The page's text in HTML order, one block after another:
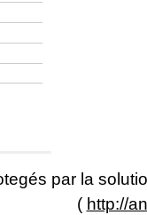
par la
( http://